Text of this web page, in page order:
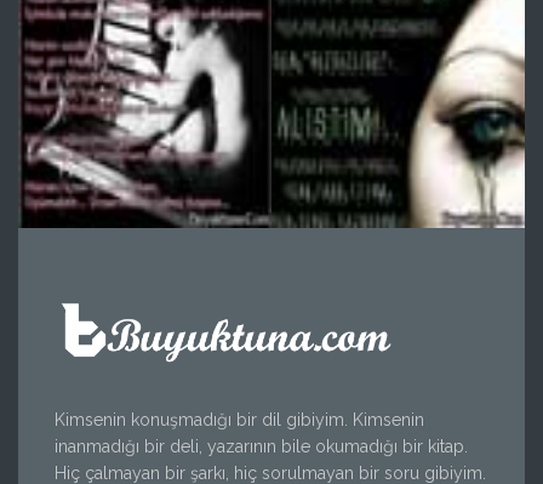
Kimsenin konuşmadığı bir dil gibiyim. Kimsenin
inanmadığı bir deli, yazarının bile okumadığı bir kitap.
Hiç çalmayan bir şarkı, hiç sorulmayan bir soru gibiyim.